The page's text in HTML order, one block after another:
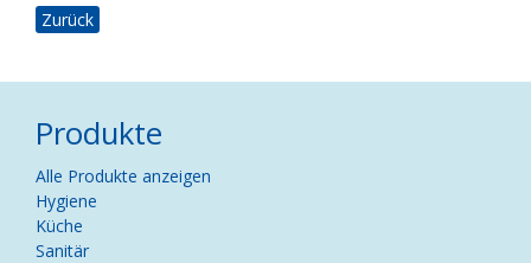
Zurück
Produkte
Navigation
überspringen
Alle Produkte anzeigen
Hygiene
Küche
Sanitär